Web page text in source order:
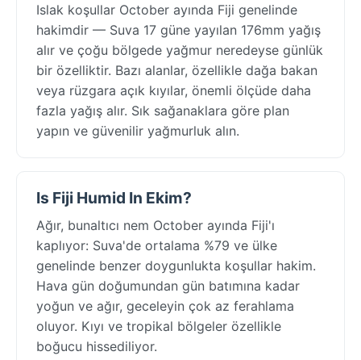
Islak koşullar October ayında Fiji genelinde
hakimdir — Suva 17 güne yayılan 176mm yağış
alır ve çoğu bölgede yağmur neredeyse günlük
bir özelliktir. Bazı alanlar, özellikle dağa bakan
veya rüzgara açık kıyılar, önemli ölçüde daha
fazla yağış alır. Sık sağanaklara göre plan
yapın ve güvenilir yağmurluk alın.
Is Fiji Humid In Ekim?
Ağır, bunaltıcı nem October ayında Fiji'ı
kaplıyor: Suva'de ortalama %79 ve ülke
genelinde benzer doygunlukta koşullar hakim.
Hava gün doğumundan gün batımına kadar
yoğun ve ağır, geceleyin çok az ferahlama
oluyor. Kıyı ve tropikal bölgeler özellikle
boğucu hissediliyor.